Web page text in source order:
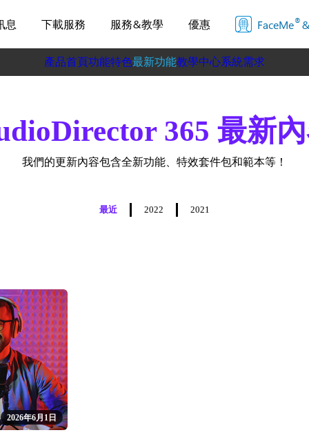
息 下載服務 服務&教學 優惠 FaceMe®
產品首頁功能特色最新功能教學中心系統需求
365 最新
我們的更新內容包含全新功能、特效套件包和範本等！
最近 2022 2021
2026年6月1日